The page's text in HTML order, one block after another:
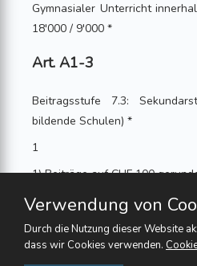
Gymnasialer Unterricht
18'000 / 9'000 *
Art. A1-3
Beitragsstufe 7.3:
bildende Schulen) *
1
1) Beiträge auf CHF 100
2) Zuschlag 50%; für
heilpädagogischem
Kleinklassen)
Verwendung von
Durch die Nutzung dieser Website
dass wir Cookies verwenden.